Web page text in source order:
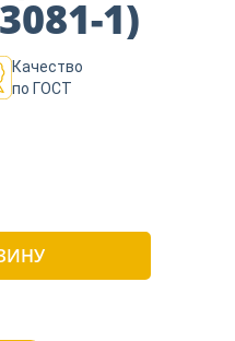
1)
Качество
по ГОСТ